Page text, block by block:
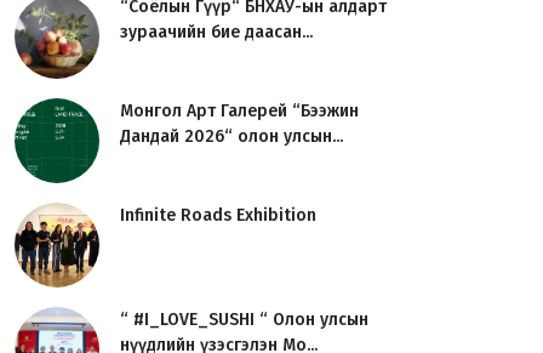
“Соёлын Гүүр“ БНХАУ-ын алдарт
зураачийн бие даасан...
Монгол Арт Галерей “Бээжин
Дандай 2026“ олон улсын...
Infinite Roads Exhibition
“ #I_LOVE_SUSHI “ Олон улсын
нүүдлийн үзэсгэлэн Мо...